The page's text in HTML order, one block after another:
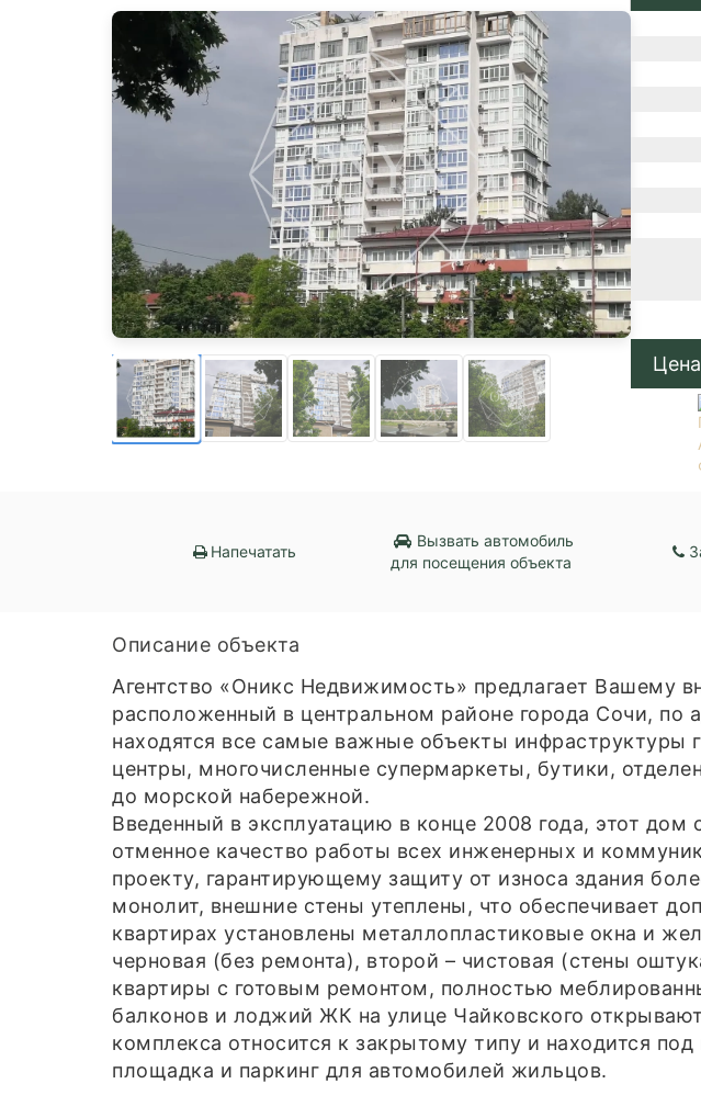
Напечатать
Вызвать автомобиль
для посещения объекта
Описание объекта
Агентство «Оникс Недвижимость» предлагает Вашему
расположенный в центральном районе города Сочи, по
находятся все самые важные объекты инфраструктуры
центры, многочисленные супермаркеты, бутики,
до морской набережной.
Введенный в эксплуатацию в конце 2008 года, этот
отменное качество работы всех инженерных и
проекту, гарантирующему защиту от износа здания
монолит, внешние стены утеплены, что обеспечивает
квартирах установлены металлопластиковые окна и
черновая (без ремонта), второй – чистовая (стены
квартиры с готовым ремонтом, полностью
балконов и лоджий ЖК на улице Чайковского
комплекса относится к закрытому типу и находится
площадка и паркинг для автомобилей жильцов.